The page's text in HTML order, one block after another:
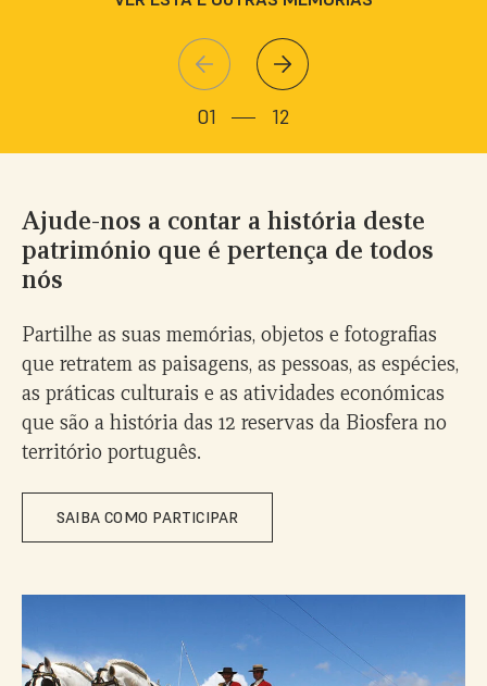
VER ESTA E OUTRAS MEMÓRIAS
01 12
Ajude-nos a contar a história deste
património que é pertença de todos
nós
Partilhe as suas memórias, objetos e fotografias
que retratem as paisagens, as pessoas, as espécies,
as práticas culturais e as atividades económicas
que são a história das 12 reservas da Biosfera no
território português.
SAIBA COMO PARTICIPAR